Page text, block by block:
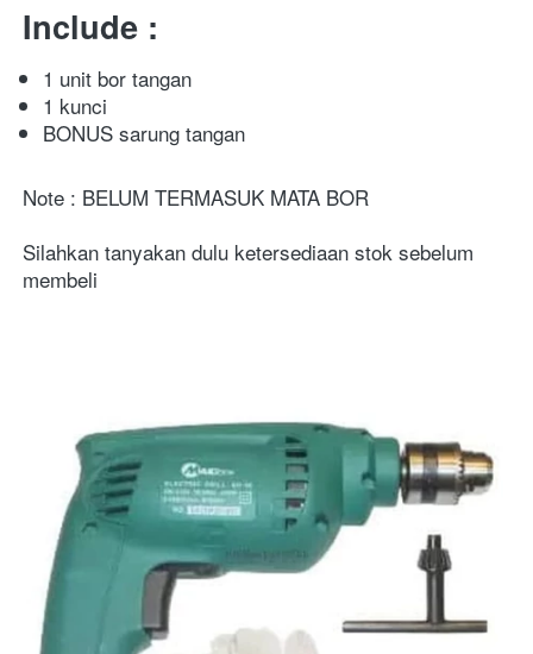
Include :
1 unit bor tangan
1 kunci
BONUS sarung tangan
Note : BELUM TERMASUK MATA BOR
Silahkan tanyakan dulu ketersediaan stok sebelum
membeli